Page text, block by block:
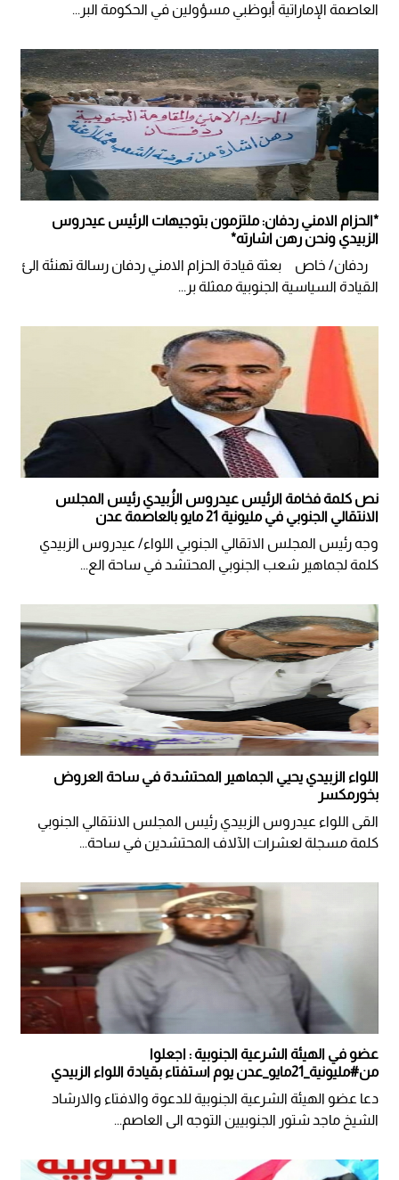
العاصمة الإماراتية أبوظبي مسؤولين في الحكومة البر...
*الحزام الامني ردفان: ملتزمون بتوجيهات الرئيس عيدروس
الزبيدي ونحن رهن اشارته*
ردفان/ خاص بعثة قيادة الحزام الامني ردفان رسالة تهنئة الئ
القيادة السياسية الجنوبية ممثلة بر...
نص كلمة فخامة الرئيس عيدروس الزُبيدي رئيس المجلس
الانتقالي الجنوبي في مليونية 21 مايو بالعاصمة عدن
وجه رئيس المجلس الاتقالي الجنوبي اللواء/ عيدروس الزبيدي
كلمة لجماهير شعب الجنوبي المحتشد في ساحة الع...
اللواء الزبيدي يحيي الجماهير المحتشدة في ساحة العروض
بخورمكسر
القى اللواء عيدروس الزبيدي رئيس المجلس الانتقالي الجنوبي
كلمة مسجلة لعشرات الآلاف المحتشدين في ساحة...
عضو في الهيئة الشرعية الجنوبية : اجعلوا
من#مليونية_21مايو_عدن يوم استفتاء بقيادة اللواء الزبيدي
دعا عضو الهيئة الشرعية الجنوبية للدعوة والافتاء والارشاد
الشيخ ماجد شتور الجنوبيين التوجه الى العاصم...